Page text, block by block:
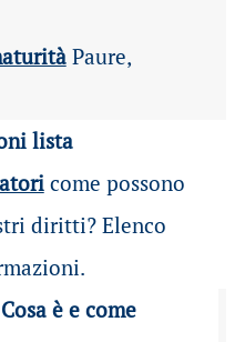
Paure,
come possono
diritti? Elenco